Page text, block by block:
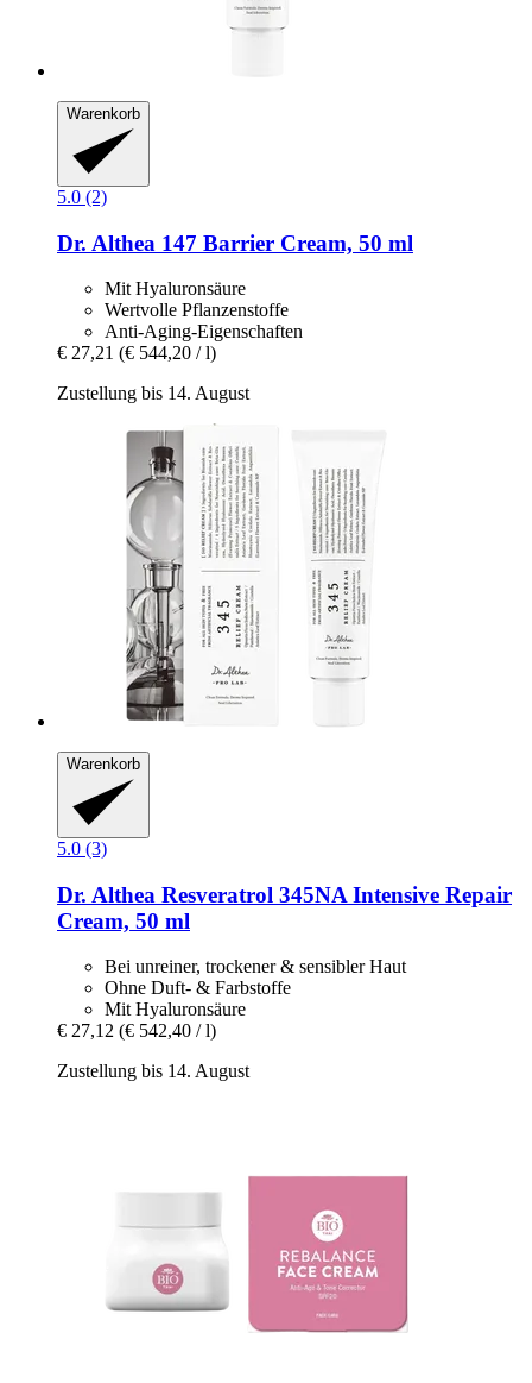
Warenkorb
5.0 (2)
Dr. Althea 147 Barrier Cream, 50 ml
Mit Hyaluronsäure
Wertvolle Pflanzenstoffe
Anti-Aging-Eigenschaften
€ 27,21 (€ 544,20 / l)
Zustellung bis 14. August
Warenkorb
5.0 (3)
Dr. Althea Resveratrol 345NA Intensive Repair
Cream, 50 ml
Bei unreiner, trockener & sensibler Haut
Ohne Duft- & Farbstoffe
Mit Hyaluronsäure
€ 27,12 (€ 542,40 / l)
Zustellung bis 14. August